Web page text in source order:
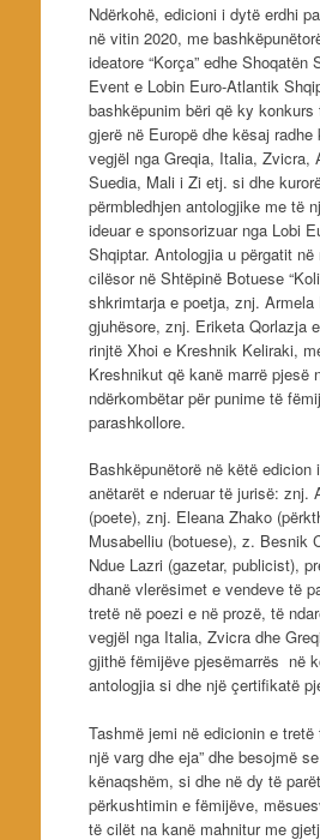
Ndërkohë, edicioni i dytë erdhi
në vitin 2020, me
ideatore “Korça” edhe Shoqatën
Event e Lobin Euro-Atlantik
bashkëpunim bëri që ky konkurs
gjerë në Europë dhe kësaj
vegjël nga Greqia, Italia, Zvicra,
Suedia, Mali i Zi etj. si dhe
përmbledhjen antologjike me të
ideuar e sponsorizuar nga Lobi
Shqiptar. Antologjia u përgatit
cilësor në Shtëpinë Botuese
shkrimtarja e poetja, znj.
gjuhësore, znj. Eriketa Qorlazja
rinjtë Xhoi e Kreshnik Keliraki,
Kreshnikut që kanë marrë pjesë
ndërkombëtar për punime të
parashkollore.
Bashkëpunëtorë në këtë edicion
anëtarët e nderuar të jurisë: znj.
(poete), znj. Eleana Zhako
Musabelliu (botuese), z. Besnik
Ndue Lazri (gazetar, publicist),
dhanë vlerësimet e vendeve të
tretë në poezi e në prozë, të
vegjël nga Italia, Zvicra dhe
gjithë fëmijëve pjesëmarrës në
antologjia si dhe një çertifikatë
Tashmë jemi në edicionin e tretë
një varg dhe eja” dhe besojmë
kënaqshëm, si dhe në dy të
përkushtimin e fëmijëve,
të cilët na kanë mahnitur me